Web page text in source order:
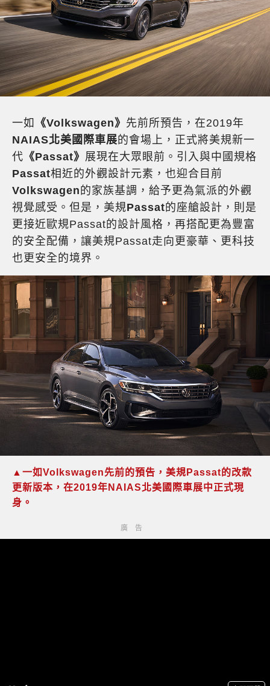
一如 《Volkswagen》 先前所預告，在2019年
NAIAS北美國際車展的會場上，正式將美規新一
代 《Passat》 展現在大眾眼前。引入與中國規格
Passat相近的外觀設計元素，也迎合目前
Volkswagen 的家族基調，給予更為氣派的外觀
視覺感受。但是，美規Passat的座艙設計，則是
更接近歐規Passat的設計風格，再搭配更為豐富
的安全配備，讓美規Passat走向更豪華、更科技
也更安全的境界。
▲一如Volkswagen先前的預告，美規Passat的改款
更新版本，在2019年NAIAS北美國際車展中正式現
身。